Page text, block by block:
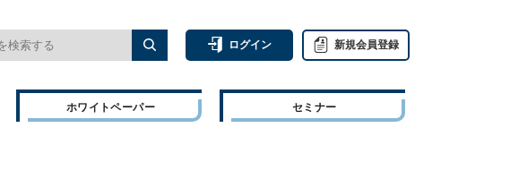
ログイン 新規会員登録
ホワイトペーパー セミナー